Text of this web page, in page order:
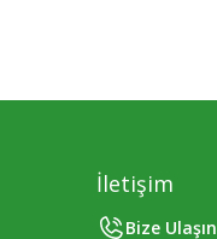
İletişim
Bize Ulaşın